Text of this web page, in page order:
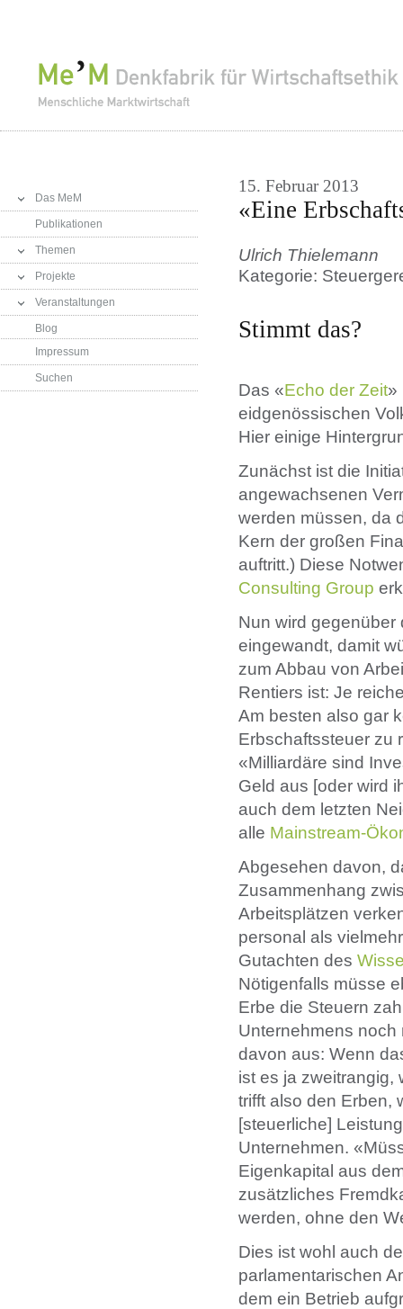
15. Februar 2013
«Eine
Ulrich Thielemann
Kategorie:
Stimmt das?
Das «Echo der Zeit»
eidgenössischen
Hier einige
Zunächst ist die
angewachsenen
werden müssen, da
Kern der großen
auftritt.) Diese
Consulting Group
Nun wird gegenüber
eingewandt, damit
zum Abbau von
Rentiers ist: Je
Am besten also gar
Erbschaftssteuer zu
«Milliardäre sind
Geld aus [oder wird
auch dem letzten
alle Mainstream-
Abgesehen davon,
Zusammenhang
Arbeitsplätzen
personal als
Gutachten des
Nötigenfalls müsse
Erbe die Steuern
Unternehmens
davon aus: Wenn
ist es ja zweitrangig,
trifft also den Erben,
[steuerliche]
Unternehmen.
Eigenkapital aus
zusätzliches
werden, ohne den
Dies ist wohl auch
parlamentarischen
dem ein Betrieb
Das MeM
Publikationen
Themen
Projekte
Veranstaltungen
Blog
Impressum
Suchen